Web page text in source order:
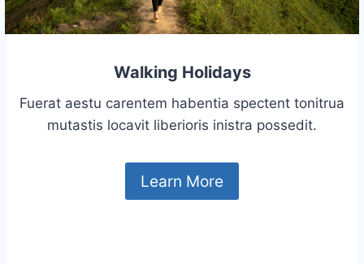
Walking Holidays
Fuerat aestu carentem habentia spectent tonitrua
mutastis locavit liberioris inistra possedit.
Learn More